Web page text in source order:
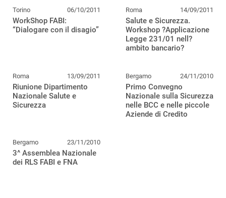
Torino 06/10/2011
WorkShop FABI:
“Dialogare con il disagio”
Roma 14/09/2011
Salute e Sicurezza.
Workshop ?Applicazione
Legge 231/01 nell?
ambito bancario?
Roma 13/09/2011
Riunione Dipartimento
Nazionale Salute e
Sicurezza
Bergamo 24/11/2010
Primo Convegno
Nazionale sulla Sicurezza
nelle BCC e nelle piccole
Aziende di Credito
Bergamo 23/11/2010
3^ Assemblea Nazionale
dei RLS FABI e FNA